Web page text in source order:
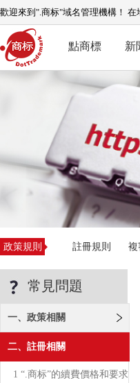
歡迎來到".商标"域名管理機構！
點商標 新
政策規則 註冊規則 複
常見問題
一、政策相關
二、註冊相關
1 “.商标”的續費價格和要求